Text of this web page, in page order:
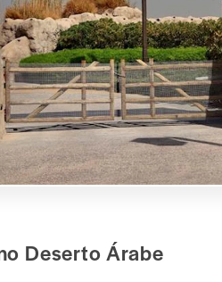
Deserto Árabe